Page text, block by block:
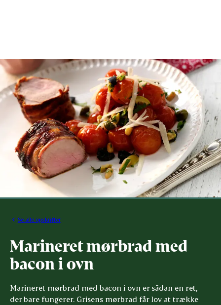
Se alle opskrifter
Marineret mørbrad med
bacon i ovn
Marineret mørbrad med bacon i ovn er sådan en ret,
der bare fungerer. Grisens mørbrad får lov at trække